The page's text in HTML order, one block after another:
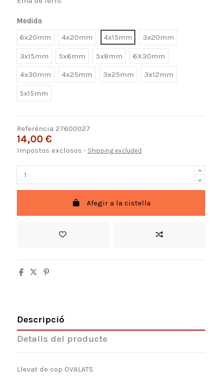
Medida
6x20mm
4x20mm 4x15mm 3x20mm
3x15mm 5x6mm 5x8mm 6X30mm
4x30mm 4x25mm 3x25mm 3x12mm
5x15mm
Referència 27600027
14,00 €
Impostos exclosos Shipping excluded
Afegir a la cistella
Descripció
Detalls del producte
Llevat de cop OVALATS